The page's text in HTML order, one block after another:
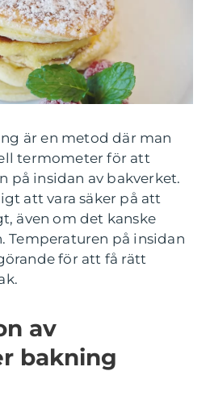
är en metod där man
termometer för att
på insidan av bakverket.
att vara säker på att
även om det kanske
Temperaturen på insidan
för att få rätt
av
bakning